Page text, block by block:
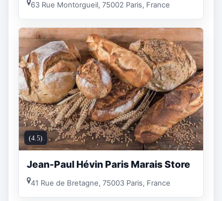
63 Rue Montorgueil, 75002 Paris, France
(4.5)
Jean-Paul Hévin Paris Marais Store
41 Rue de Bretagne, 75003 Paris, France